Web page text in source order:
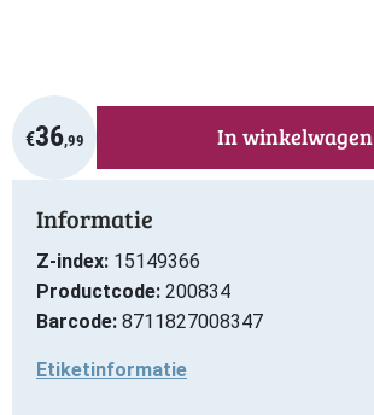
€36,99 In winkelwagen
Informatie
Z-index: 15149366
Productcode: 200834
Barcode: 8711827008347
Etiketinformatie